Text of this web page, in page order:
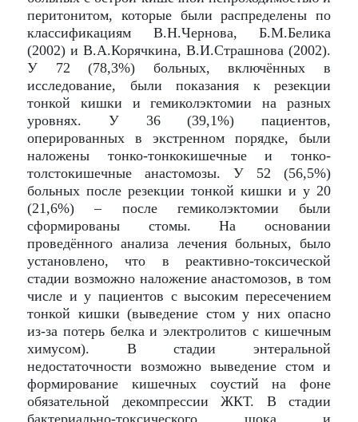
перитонитом, которые были распределены по
классификациям В.Н.Черновa, Б.М.Белика
(2002) и В.А.Корячкина, В.И.Страшнова (2002).
У 72 (78,3%) больных, включённых в
исследование, были показания к резекции
тонкой кишки и гемиколэктомии на разных
уровнях. У 36 (39,1%) пациентов,
оперированных в экстренном порядке, были
наложены тонко-тонкокишечные и тонко-
толстокишечные анастомозы. У 52 (56,5%)
больных после резекции тонкой кишки и у 20
(21,6%) – после гемиколэктомии были
сформированы стомы. На основании
проведённого анализа лечения больных, было
установлено, что в реактивно-токсической
стадии возможно наложение анастомозов, в том
числе и у пациентов с высоким пересечением
тонкой кишки (выведение стом у них опасно
из-за потерь белка и электролитов с кишечным
химусом). В стадии энтеральной
недостаточности возможно выведение стом и
формирование кишечных соустий на фоне
обязательной декомпрессии ЖКТ. В стадии
бактериально-токсического шока и